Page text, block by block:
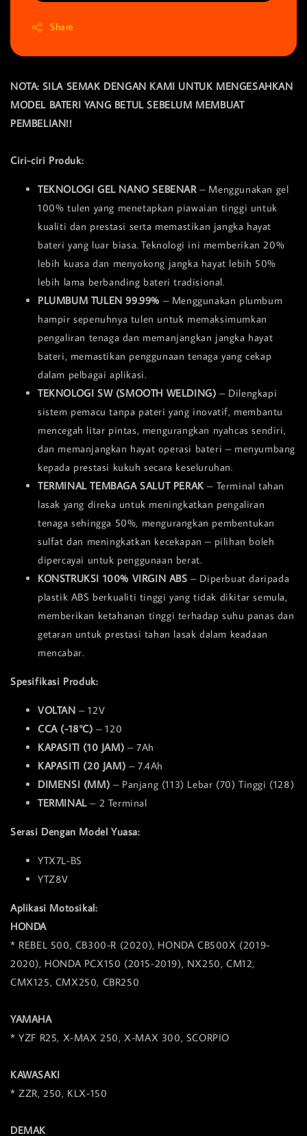
Share
NOTA: SILA SEMAK DENGAN KAMI UNTUK MENGESAHKAN
MODEL BATERI YANG BETUL SEBELUM MEMBUAT
PEMBELIAN!!
Ciri-ciri Produk:
TEKNOLOGI GEL NANO SEBENAR– Menggunakan gel
100% tulen yang menetapkan piawaian tinggi untuk
kualiti dan prestasi serta memastikan jangka hayat
bateri yang luar biasa. Teknologi ini memberikan 20%
lebih kuasa dan menyokong jangka hayat lebih 50%
lebih lama berbanding bateri tradisional.
PLUMBUM TULEN 99.99% – Menggunakan plumbum
hampir sepenuhnya tulen untuk memaksimumkan
pengaliran tenaga dan memanjangkan jangka hayat
bateri, memastikan penggunaan tenaga yang cekap
dalam pelbagai aplikasi.
TEKNOLOGI SW (SMOOTH WELDING) – Dilengkapi
sistem pemacu tanpa pateri yang inovatif, membantu
mencegah litar pintas, mengurangkan nyahcas sendiri,
dan memanjangkan hayat operasi bateri – menyumbang
kepada prestasi kukuh secara keseluruhan.
TERMINAL TEMBAGA SALUT PERAK – Terminal tahan
lasak yang direka untuk meningkatkan pengaliran
tenaga sehingga 50%, mengurangkan pembentukan
sulfat dan meningkatkan kecekapan – pilihan boleh
dipercayai untuk penggunaan berat.
KONSTRUKSI 100% VIRGIN ABS – Diperbuat daripada
plastik ABS berkualiti tinggi yang tidak dikitar semula,
memberikan ketahanan tinggi terhadap suhu panas dan
getaran untuk prestasi tahan lasak dalam keadaan
mencabar.
Spesifikasi Produk:
VOLTAN – 12V
CCA (-18°C) – 120
KAPASITI (10 JAM) – 7Ah
KAPASITI (20 JAM) – 7.4Ah
DIMENSI (MM) – Panjang (113) Lebar (70) Tinggi (128)
TERMINAL– 2 Terminal
Serasi Dengan Model Yuasa:
YTX7L-BS
YTZ8V
Aplikasi Motosikal:
HONDA
* REBEL 500, CB300-R (2020), HONDA CB500X (2019-
2020), HONDA PCX150 (2015-2019), NX250, CM12,
CMX125, CMX250, CBR250
YAMAHA
* YZF R25, X-MAX 250, X-MAX 300, SCORPIO
KAWASAKI
* ZZR, 250, KLX-150
DEMAK